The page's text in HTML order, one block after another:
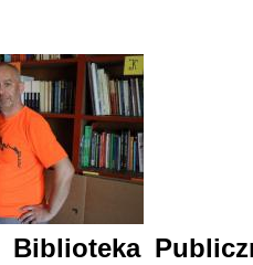
Biblioteka